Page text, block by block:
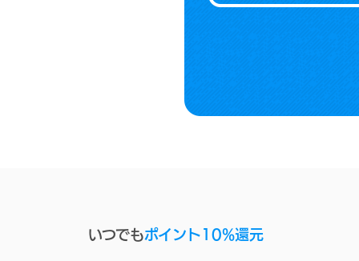
いつでもポイント10%還元